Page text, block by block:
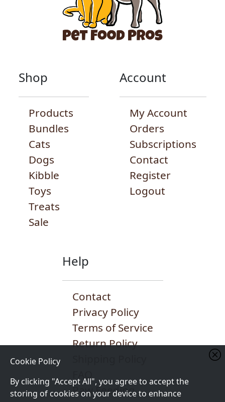
Cookie Policy
By clicking "Accept All", you agree to accept the
storing of cookies on your device to enhance
Shop
Products
Bundles
Cats
Dogs
Kibble
Toys
Treats
Sale
Account
My Account
Orders
Subscriptions
Contact
Register
Logout
Help
Contact
Privacy Policy
Terms of Service
Return Policy
Raw Feeding